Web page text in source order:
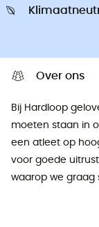
Over ons
Bij Hardloop
moeten staan ​​in
een atleet op
voor goede
waarop we graag